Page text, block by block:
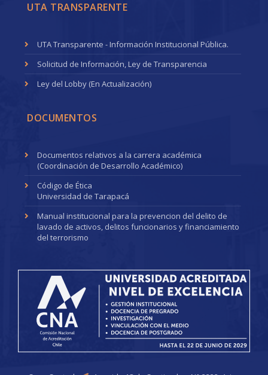
UTA TRANSPARENTE
UTA Transparente - Información Institucional Pública.
Solicitud de Información, Ley de Transparencia
Ley del Lobby (En Actualización)
DOCUMENTOS
Documentos relativos a la carrera académica
(Coordinación de Desarrollo Académico)
Código de Ética
Universidad de Tarapacá
Manual institucional para la prevencion del delito de
lavado de activos, delitos funcionarios y financiamiento
del terrorismo